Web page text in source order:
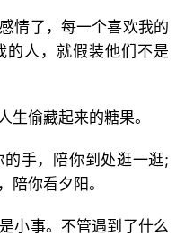
情了，每一个喜欢我的
的人，就假装他们不是
生偷藏起来的糖果。
手，陪你到处逛一逛;
陪你看夕阳。
小事。不管遇到了什么